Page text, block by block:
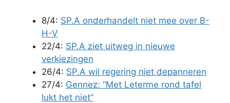
8/4: SP.A onderhandelt niet mee over B-
H-V
22/4: SP.A ziet uitweg in nieuwe
verkiezingen
26/4: SP.A wil regering niet depanneren
27/4: Gennez: “Met Leterme rond tafel
lukt het niet”